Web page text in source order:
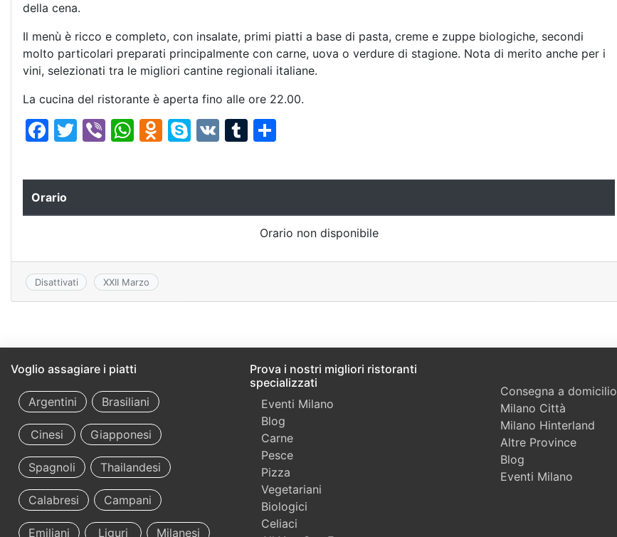
della cena.
Il menù è ricco e completo, con insalate, primi piatti a base di pasta, creme e zuppe biologiche, secondi
molto particolari preparati principalmente con carne, uova o verdure di stagione. Nota di merito anche per i
vini, selezionati tra le migliori cantine regionali italiane.
La cucina del ristorante è aperta fino alle ore 22.00.
F
c
e
b
o
k
T
itt
Vi
er
W
at
A
p
O
n
kl
s
S
y
e
V
T
m
r
n
vi
di
Orario
Orario non disponibile
Disattivati XXII Marzo
Voglio assagiare i piatti
Argentini Brasiliani
Cinesi Giapponesi
Spagnoli Thailandesi
Calabresi Campani
Emiliani Liguri Milanesi
Prova i nostri migliori ristoranti
specializzati
Eventi Milano
Blog
Carne
Pesce
Pizza
Vegetariani
Biologici
Celiaci
Consegna a domicilio
Milano Città
Milano Hinterland
Altre Province
Blog
Eventi Milano